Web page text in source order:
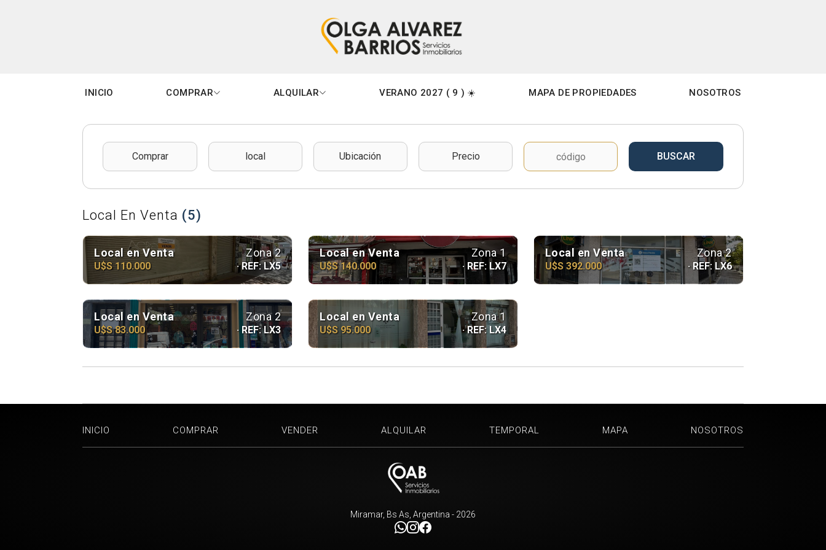
Miramar AR
INICIO COMPRAR ALQUILAR VERANO 2027 ( 9 ) ☀️ MAPA DE PROPIEDADES NOSOTROS
Local En Venta (5)
Local en Venta Zona 2
U$S 110.000 · REF: LX5
Local en Venta Zona 1
U$S 140.000 · REF: LX7
Local en Venta Zona 2
U$S 392.000 · REF: LX6
Local en Venta Zona 2
U$S 83.000 · REF: LX3
Local en Venta Zona 1
U$S 95.000 · REF: LX4
INICIO COMPRAR VENDER ALQUILAR TEMPORAL MAPA NOSOTROS
Miramar, Bs As, Argentina - 2026